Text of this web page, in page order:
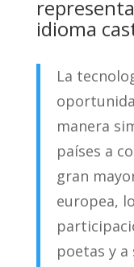
idioma
La
manera
países a
gran
europea,
poetas y a